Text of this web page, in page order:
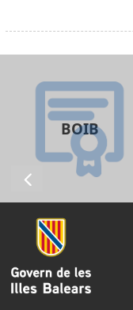
BOIB